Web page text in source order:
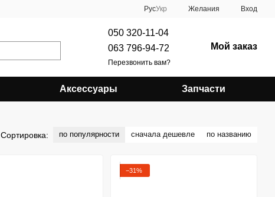
РусУкр Желания Вход
050 320-11-04
063 796-94-72
Перезвонить вам?
Мой заказ
Аксессуары Запчасти
Сортировка: по популярности сначала дешевле по названию
−31%